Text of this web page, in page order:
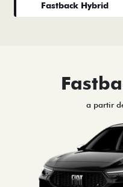
Fastback Hybrid
a partir